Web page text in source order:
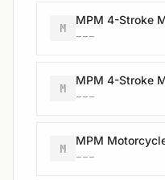
M
---
M
---
M
---